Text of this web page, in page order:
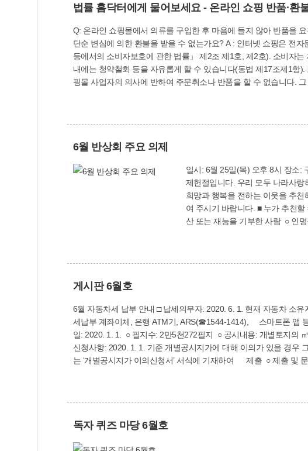
법률 홈닥터에게 물어보세요 - 온라인 쇼핑 반품·환
Q: 온라인 쇼핑몰에서 의류를 구입한 후 마음에 들지 않아 반품을
단순 변심에 의한 환불을 받을 수 없는가요? A : 인터넷 쇼핑은 전자문서에 의해 거래가 되는 것으로 전자상거래이며, 비대면으로 판매하므로 통신판매에 해당합니다(「전자상거래
등에서의 소비자보호에 관한 법률」 제2조 제1호, 제2호). 소비자는 자신이 체결한 전자상거래 계약에 대해 그 계약의 내용을 불문하고 그 청약철회 및 계약해제의 기간(통상 7일)
내에는 청약철회 등을 자유롭게 할 수 있습니다(동법 제17조제1항). 또한 주문
핑몰 사업자의 의사에 반하여 주문취소나 반품을 할 수 없습니다.
6월 반상회 주요 의제
일시: 6월 25일(목) 오후 8시 장소: 구 홈페이지
제헌절입니다. 우리 모두 나라사
희망과 행복을 전하는 이웃을 추천해 주세요 정부는 ‘국민추천포상’ 제도를 운영하고 있습니다. 우리 사회에 희망을
여 주시기 바랍니다. ■ 누가 추천할 수 있습니까? ○ 개인 또는 단체 등 국민 누구나 ■ 어떤 분을 추천합니까? ○ 사회봉사와 나눔을 실천한 사람, 재
산 또는 재능을 기부한 사람 ○ 인
게시판 6월호
6월 자동차세 납부 안내 □ 납세의무자: 2020. 6. 1. 현재 자동차 소유자 □ 납부기간: 2020. 6. 16.~6. 30. □ 납부방법: 금융기관, 인터넷(부산시 사이버지방세청 etax.busan.go.kr), 지방
세납부 계좌이체, 은행 ATM기, ARS(☎1544-1414), 스마트폰 앱 등 □ 문의: 세무2과(☎310-4251~2) 개별공시지가 결
일: 2020. 1. 1. ○ 필지수: 2만5천272필지 ○ 공시내용: 개별토지의
신청사항: 2020. 1. 1. 기준 개별공시지가에 대해 이의가 있을 경우
는 ‘개별공시지가 이의신청서’ 서식에 기재하여 제출 ○ 제출 및 문의처: 토지정보과(☎310-4752~5) 하수도사용료
독자 퀴즈 마당 6월호